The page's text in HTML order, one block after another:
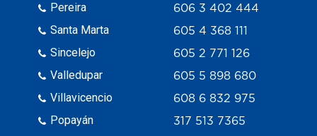
Pereira
Santa Marta
Sincelejo
Valledupar
Villavicencio
Popayán
606 3 402 444
605 4 368 111
605 2 771 126
605 5 898 680
608 6 832 975
317 513 7365